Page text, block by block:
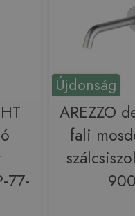
77-
Újdonság
AREZZO
fali